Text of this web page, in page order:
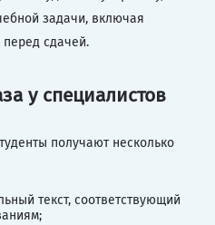
задачи, включая
перед сдачей.
у специалистов
получают несколько
текст, соответствующий